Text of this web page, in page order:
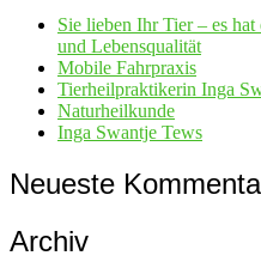
Sie lieben Ihr Tier – es
und Lebensqualität
Mobile Fahrpraxis
Tierheilpraktikerin Inga
Naturheilkunde
Inga Swantje Tews
Neueste
Archiv